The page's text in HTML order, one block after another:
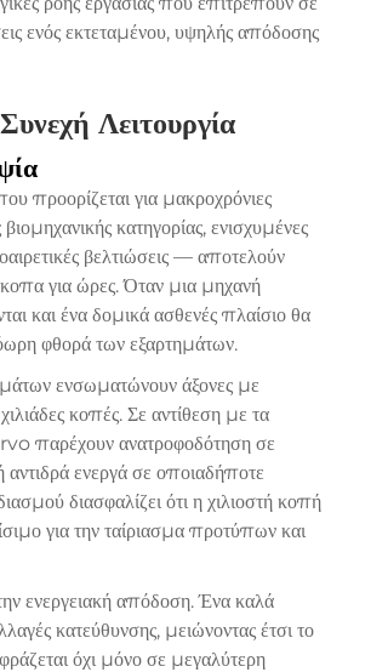
ενός εκτεταμένου, υψηλής απόδοσης
Λειτουργία
προορίζεται για μακροχρόνιες
κατηγορίας, ενισχυμένες
βελτιώσεις — αποτελούν
για ώρες. Όταν μια μηχανή
και ένα δομικά ασθενές πλαίσιο θα
φθορά των εξαρτημάτων.
ενσωματώνουν άξονες με
κοπές. Σε αντίθεση με τα
παρέχουν ανατροφοδότηση σε
ενεργά σε οποιαδήποτε
διασφαλίζει ότι η χιλιοστή κοπή
για την ταίριασμα προτύπων και
ενεργειακή απόδοση. Ένα καλά
κατεύθυνσης, μειώνοντας έτσι το
όχι μόνο σε μεγαλύτερη